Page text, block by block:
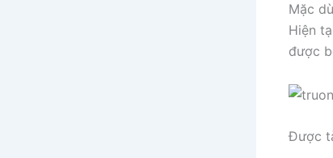
Mặc
Hiện
được
Được